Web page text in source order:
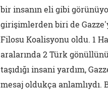
bir insanın eli gibi
girişimlerden biri de
Filosu Koalisyonu oldu. 1
aralarında 2 Türk
taşıdığı insani yardım,
mesaj oldukça anlamlıydı.